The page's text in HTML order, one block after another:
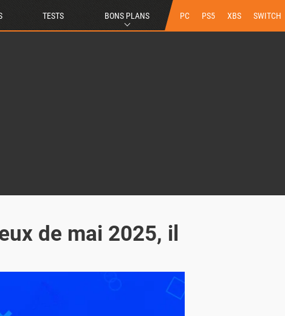
TESTS BONS PLANS PC PS5 XBS SWITCH
de mai 2025, il